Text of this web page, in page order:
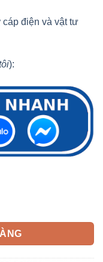
điện và vật tư
):
0,6/1KV số lượng